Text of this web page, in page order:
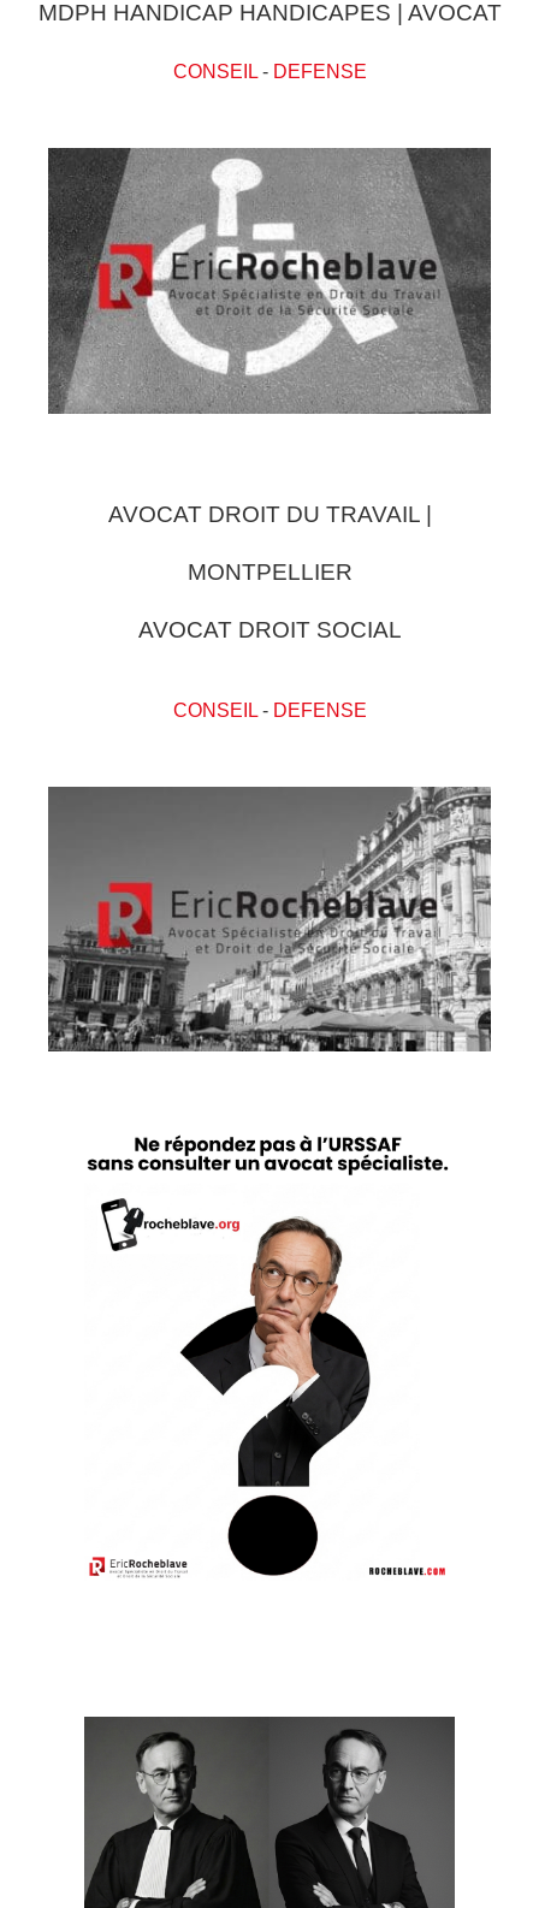
MDPH HANDICAP HANDICAPES | AVOCAT
CONSEIL- DEFENSE
AVOCAT DROIT DU TRAVAIL |
MONTPELLIER
AVOCAT DROIT SOCIAL
CONSEIL- DEFENSE